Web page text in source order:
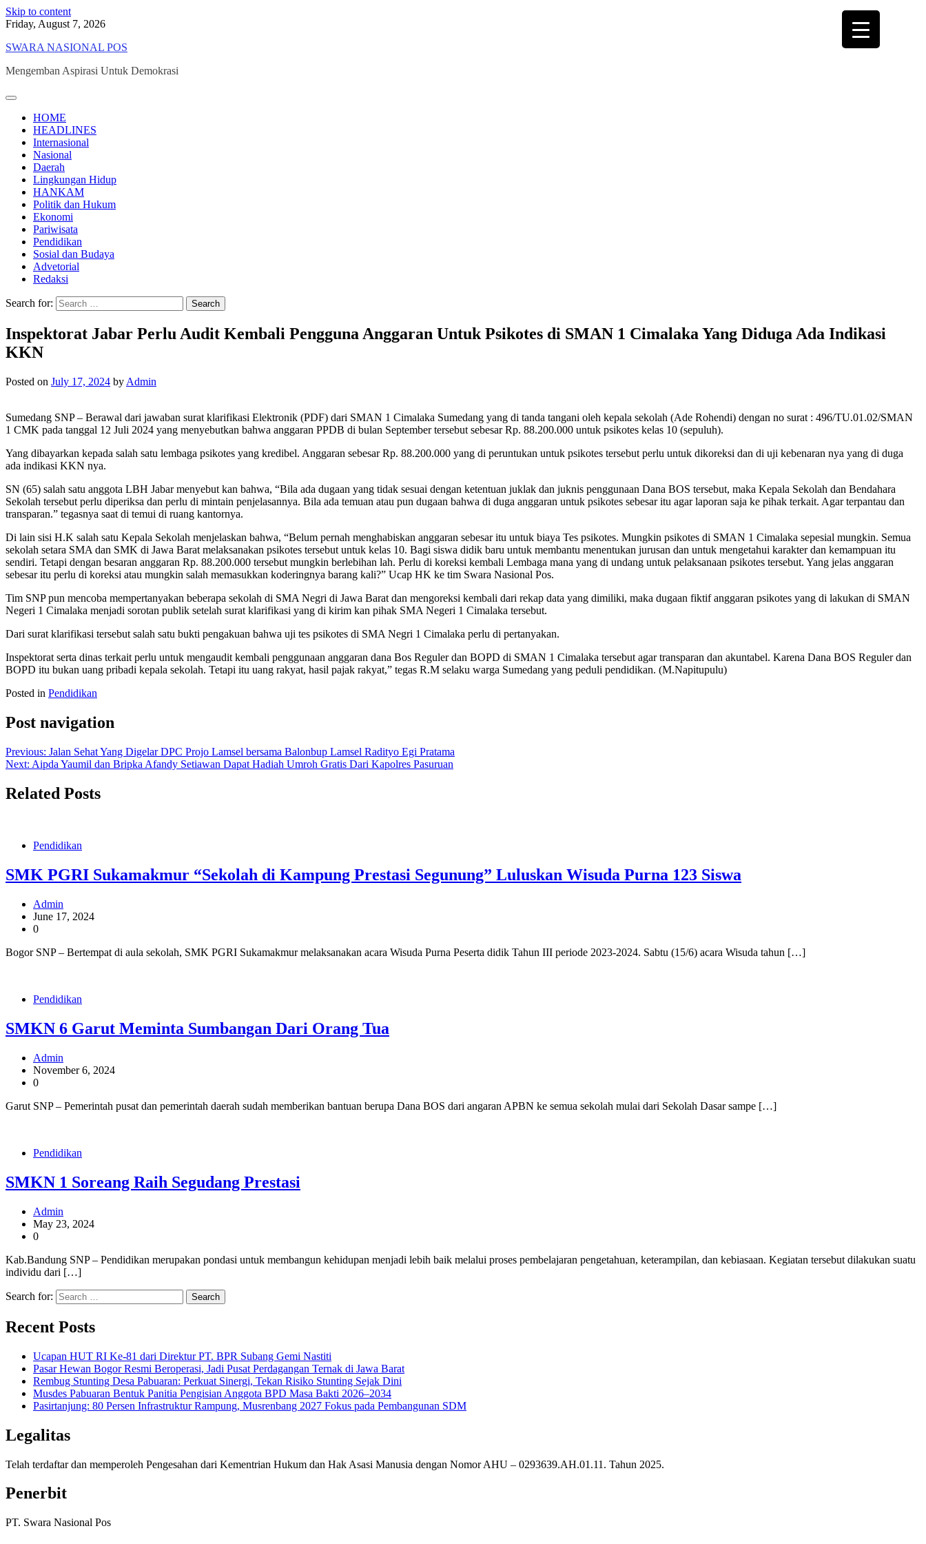
Skip to content
Friday, August 7, 2026
SWARA NASIONAL POS
Mengemban Aspirasi Untuk Demokrasi
HOME
HEADLINES
Internasional
Nasional
Daerah
Lingkungan Hidup
HANKAM
Politik dan Hukum
Ekonomi
Pariwisata
Pendidikan
Sosial dan Budaya
Advetorial
Redaksi
Search for:
Inspektorat Jabar Perlu Audit Kembali Pengguna Anggaran Untuk Psikotes di SMAN 1 Cimalaka Yang Diduga Ada Indikasi
KKN
Posted on July 17, 2024 by Admin
Sumedang SNP – Berawal dari jawaban surat klarifikasi Elektronik (PDF) dari SMAN 1 Cimalaka Sumedang yang di tanda tangani oleh kepala sekolah (Ade Rohendi) dengan no surat : 496/TU.01.02/SMAN
1 CMK pada tanggal 12 Juli 2024 yang menyebutkan bahwa anggaran PPDB di bulan September tersebut sebesar Rp. 88.200.000 untuk psikotes kelas 10 (sepuluh).
Yang dibayarkan kepada salah satu lembaga psikotes yang kredibel. Anggaran sebesar Rp. 88.200.000 yang di peruntukan untuk psikotes tersebut perlu untuk dikoreksi dan di uji kebenaran nya yang di duga
ada indikasi KKN nya.
SN (65) salah satu anggota LBH Jabar menyebut kan bahwa, “Bila ada dugaan yang tidak sesuai dengan ketentuan juklak dan juknis penggunaan Dana BOS tersebut, maka Kepala Sekolah dan Bendahara
Sekolah tersebut perlu diperiksa dan perlu di mintain penjelasannya. Bila ada temuan atau pun dugaan bahwa di duga anggaran untuk psikotes sebesar itu agar laporan saja ke pihak terkait. Agar terpantau dan
transparan.” tegasnya saat di temui di ruang kantornya.
Di lain sisi H.K salah satu Kepala Sekolah menjelaskan bahwa, “Belum pernah menghabiskan anggaran sebesar itu untuk biaya Tes psikotes. Mungkin psikotes di SMAN 1 Cimalaka sepesial mungkin. Semua
sekolah setara SMA dan SMK di Jawa Barat melaksanakan psikotes tersebut untuk kelas 10. Bagi siswa didik baru untuk membantu menentukan jurusan dan untuk mengetahui karakter dan kemampuan itu
sendiri. Tetapi dengan besaran anggaran Rp. 88.200.000 tersebut mungkin berlebihan lah. Perlu di koreksi kembali Lembaga mana yang di undang untuk pelaksanaan psikotes tersebut. Yang jelas anggaran
sebesar itu perlu di koreksi atau mungkin salah memasukkan koderingnya barang kali?” Ucap HK ke tim Swara Nasional Pos.
Tim SNP pun mencoba mempertanyakan beberapa sekolah di SMA Negri di Jawa Barat dan mengoreksi kembali dari rekap data yang dimiliki, maka dugaan fiktif anggaran psikotes yang di lakukan di SMAN
Negeri 1 Cimalaka menjadi sorotan publik setelah surat klarifikasi yang di kirim kan pihak SMA Negeri 1 Cimalaka tersebut.
Dari surat klarifikasi tersebut salah satu bukti pengakuan bahwa uji tes psikotes di SMA Negri 1 Cimalaka perlu di pertanyakan.
Inspektorat serta dinas terkait perlu untuk mengaudit kembali penggunaan anggaran dana Bos Reguler dan BOPD di SMAN 1 Cimalaka tersebut agar transparan dan akuntabel. Karena Dana BOS Reguler dan
BOPD itu bukan uang pribadi kepala sekolah. Tetapi itu uang rakyat, hasil pajak rakyat,” tegas R.M selaku warga Sumedang yang peduli pendidikan. (M.Napitupulu)
Posted in Pendidikan
Post navigation
Previous: Jalan Sehat Yang Digelar DPC Projo Lamsel bersama Balonbup Lamsel Radityo Egi Pratama
Next: Aipda Yaumil dan Bripka Afandy Setiawan Dapat Hadiah Umroh Gratis Dari Kapolres Pasuruan
Related Posts
Pendidikan
SMK PGRI Sukamakmur “Sekolah di Kampung Prestasi Segunung” Luluskan Wisuda Purna 123 Siswa
Admin
June 17, 2024
0
Bogor SNP – Bertempat di aula sekolah, SMK PGRI Sukamakmur melaksanakan acara Wisuda Purna Peserta didik Tahun III periode 2023-2024. Sabtu (15/6) acara Wisuda tahun […]
Pendidikan
SMKN 6 Garut Meminta Sumbangan Dari Orang Tua
Admin
November 6, 2024
0
Garut SNP – Pemerintah pusat dan pemerintah daerah sudah memberikan bantuan berupa Dana BOS dari angaran APBN ke semua sekolah mulai dari Sekolah Dasar sampe […]
Pendidikan
SMKN 1 Soreang Raih Segudang Prestasi
Admin
May 23, 2024
0
Kab.Bandung SNP – Pendidikan merupakan pondasi untuk membangun kehidupan menjadi lebih baik melalui proses pembelajaran pengetahuan, keterampilan, dan kebiasaan. Kegiatan tersebut dilakukan suatu
individu dari […]
Search for:
Recent Posts
Ucapan HUT RI Ke-81 dari Direktur PT. BPR Subang Gemi Nastiti
Pasar Hewan Bogor Resmi Beroperasi, Jadi Pusat Perdagangan Ternak di Jawa Barat
Rembug Stunting Desa Pabuaran: Perkuat Sinergi, Tekan Risiko Stunting Sejak Dini
Musdes Pabuaran Bentuk Panitia Pengisian Anggota BPD Masa Bakti 2026–2034
Pasirtanjung: 80 Persen Infrastruktur Rampung, Musrenbang 2027 Fokus pada Pembangunan SDM
Legalitas
Telah terdaftar dan memperoleh Pengesahan dari Kementrian Hukum dan Hak Asasi Manusia dengan Nomor AHU – 0293639.AH.01.11. Tahun 2025.
Penerbit
PT. Swara Nasional Pos